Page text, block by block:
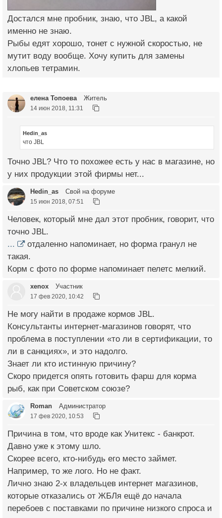
Достался мне пробник, знаю, что JBL, а какой
именно не знаю.
Рыбы едят хорошо, тонет с нужной скоростью, не
мутит воду вообще. Хочу купить для замены
хлопьев тетрамин.
елена Топоева Житель
14 июн 2018, 11:31
Hedin_as
что JBL
Точно JBL? Что то похожее есть у нас в магазине, но
у них продукции этой фирмы нет...
Hedin_as Свой на форуме
15 июн 2018, 07:51
Человек, который мне дал этот пробник, говорит, что
точно JBL.
...
отдаленно напоминает, но форма гранул не
такая.
Корм с фото по форме напоминает пелетс мелкий.
xenox Участник
17 фев 2020, 10:42
Не могу найти в продаже кормов JBL.
Консультанты интернет-магазинов говорят, что
проблема в поступлении «то ли в сертификации, то
ли в санкциях», и это надолго.
Знает ли кто истинную причину?
Скоро придется опять готовить фарш для корма
рыб, как при Советском союзе?
Roman Администратор
17 фев 2020, 10:53
Причина в том, что вроде как Унитекс - банкрот.
Давно уже к этому шло.
Скорее всего, кто-нибудь его место займет.
Например, то же лого. Но не факт.
Лично знаю 2-х владельцев интернет магазинов,
которые отказались от ЖБЛя ещё до начала
перебоев с поставками по причине низкого спроса и